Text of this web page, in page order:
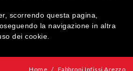
Home / Fabbroni Infissi Arezzo
scorrendo questa pagina,
la navigazione in altra
dei cookie.